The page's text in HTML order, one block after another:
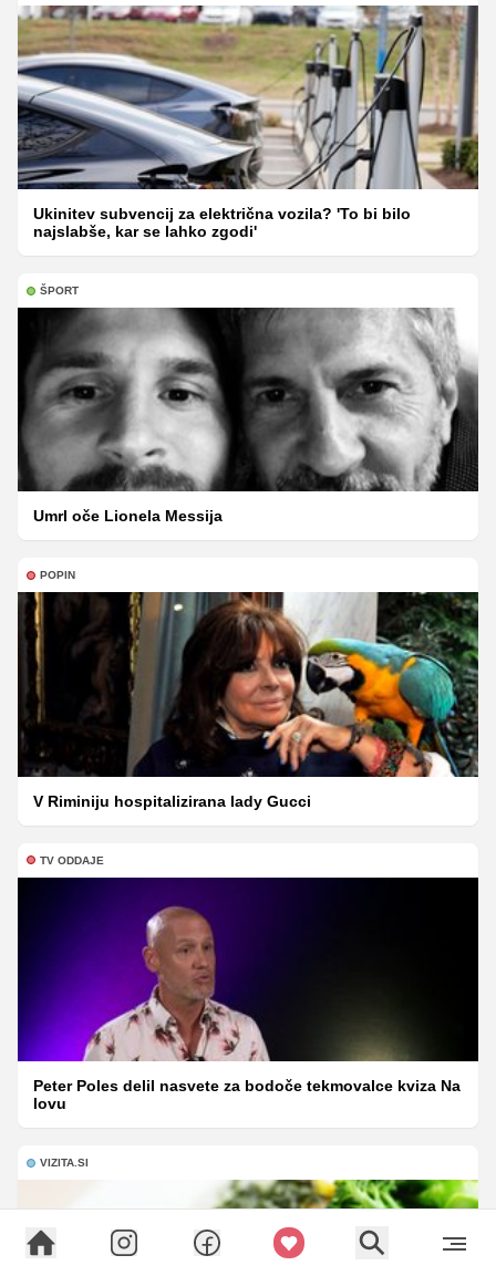
Ukinitev subvencij za električna vozila? 'To bi bilo
najslabše, kar se lahko zgodi'
ŠPORT
Umrl oče Lionela Messija
POPIN
V Riminiju hospitalizirana lady Gucci
TV ODDAJE
Peter Poles delil nasvete za bodoče tekmovalce kviza Na
lovu
VIZITA.SI